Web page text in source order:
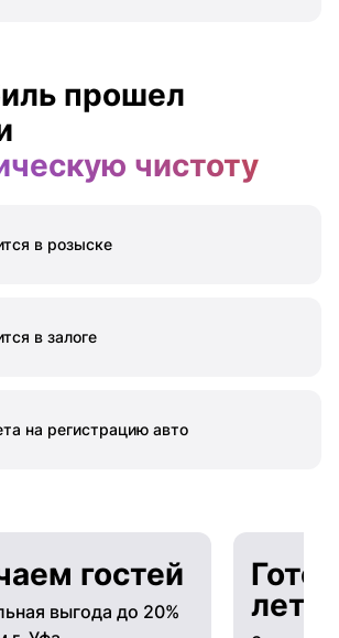
прошел
чистоту
в розыске
в залоге
на регистрацию авто
гостей
выгода до 20%